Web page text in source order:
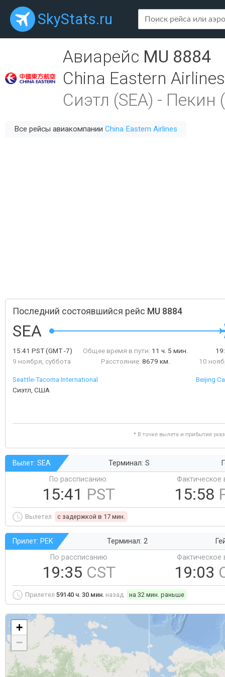
SkyStats.ru
Авиарейс MU 8884
China Eastern Airlines
Сиэтл (SEA) - Пекин
Все рейсы авиакомпании China Eastern Airlines
Последний состоявшийся рейс MU 8884
SEA
15:41 PST(GMT -7)
9 ноября, суббота
Общее время в пути: 11 ч. 5 мин.
Расстояние: 8679 км.
10
Seattle-Tacoma International
Сиэтл, США
Beijing
* В точке вылета и прибытия
Вылет: SEA Терминал: S
По рассписанию:
15:41 PST
Фактическое
15:58
Вылетел c задержкой в 17 мин.
Прилет: PEK Терминал: 2
По рассписанию
19:35 CST
Фактическое
19:03
Прилетел 59140 ч. 30 мин. назад на 32 мин. раньше
+
−